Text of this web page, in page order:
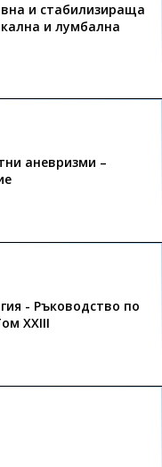
и стабилизираща
и лумбална
аневризми –
- Ръководство по
XXIII